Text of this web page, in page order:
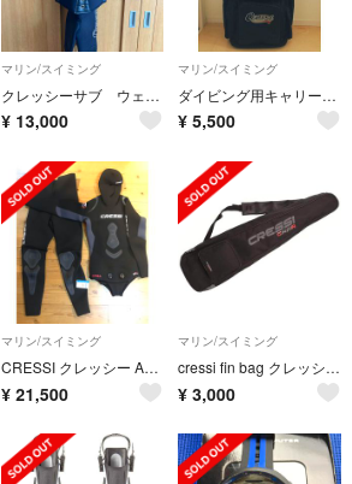
マリン/スイミング
クレッシーサブ ウェットスーツ
¥ 13,000
マリン/スイミング
ダイビング用キャリーバッグ Cressi-Sub
¥ 5,500
マリン/スイミング
CRESSI クレッシー APNEA 3.5mm ウェットスーツ スピア
¥ 21,500
マリン/スイミング
cressi fin bag クレッシー フィン バッグ
¥ 3,000